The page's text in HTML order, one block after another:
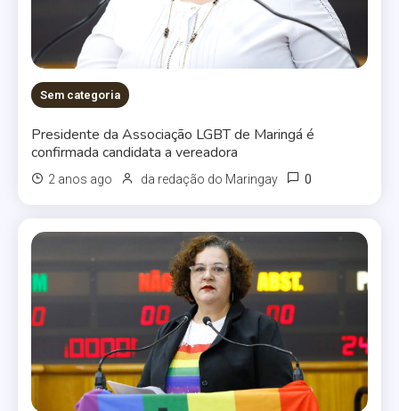
Sem categoria
Presidente da Associação LGBT de Maringá é
confirmada candidata a vereadora
2 anos ago da redação do Maringay 0